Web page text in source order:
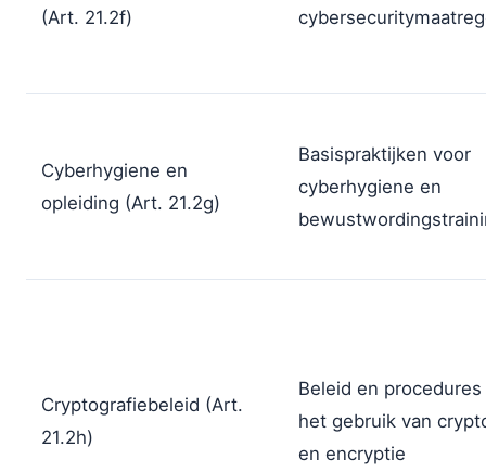
(Art. 21.2f)
Cyberhygiene en
opleiding (Art. 21.2g)
Basispraktijken voor
cyberhygiene en
Cryptografiebeleid (Art.
21.2h)
Beleid en
het gebruik van
en encryptie